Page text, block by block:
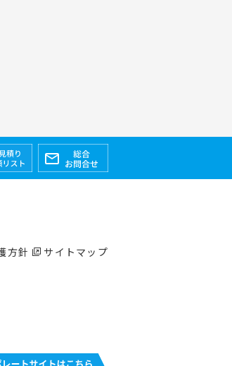
方針 サイトマップ